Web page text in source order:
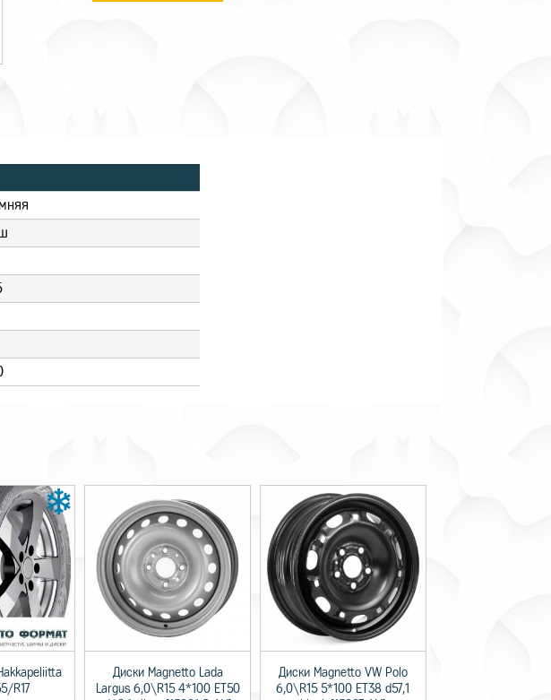
R17
Диски Magnetto Lada
Largus 6,0\R15 4*100 ET50
Диски Magnetto VW Polo
6,0\R15 5*100 ET38 d57,1